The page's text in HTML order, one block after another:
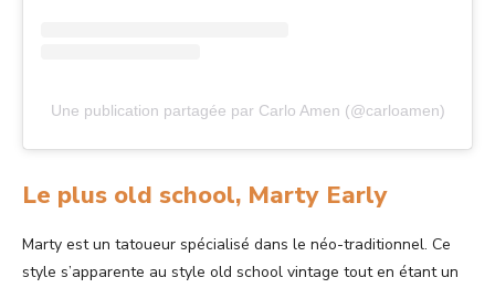
Une publication partagée par Carlo Amen (@carloamen)
Le plus old school, Marty Early
Marty est un tatoueur spécialisé dans le néo-traditionnel. Ce
style s’apparente au style old school vintage tout en étant un